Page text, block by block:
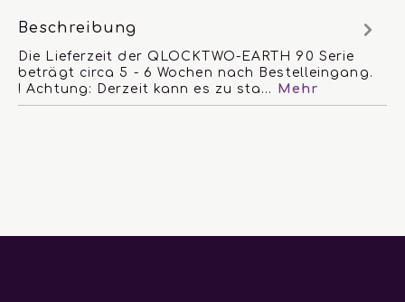
Beschreibung
Die Lieferzeit der QLOCKTWO-EARTH 90 Serie
beträgt circa 5 - 6 Wochen nach Bestelleingang.
! Achtung: Derzeit kann es zu sta…
Mehr